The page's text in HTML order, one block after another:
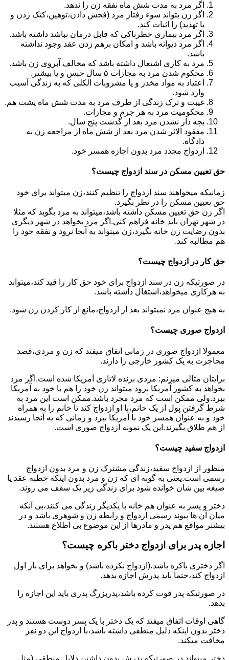
اگر مرد به مدت شش ماه نفقه زن را ندهد.
اگر زن بتواند سوء رفتار مرد (فحش دادن،توهین،کتک زدن و
یا تهدید) را اثبات کند.
اگر مرد بیماری خطرناکی که قابل درمان نباشد داشته باشد.
اگر مرد دیوانه باشد و امکان برهم زدن عقد وجود نداشته
باشد.
مرد به کاری اشتغال داشته باشد که مخالف آبروی زن باشد.
محکوم شدن مرد به مجازات ۵ سال حبس و یا بیشتر.
اعتیاد به مواد مخدر و یا مشروبات الکلی که به زندگی آسیب
وارد شود.
غیبت و ترک زندگی از طرف مرد به مدت شش ماه پشت هم.
محکومیت مرد به هر جرم و مجازات.
بچه دار نشدن مرد بعد از گذشت پنج سال.
مفقود الاثر شدن مرد بعد از شش ماه از مراجعه زن به
دادگاه.
ازدواج مجدد مرد بدون اجازه همسر خود.
حق تعیین مسکن در سند ازدواج چیست؟
زمانیکه میخواهند سند ازدواج را تنظیم کنند،زن میتواند برای خود
حق تعیین مسکن را در نظر بگیرد.
اگر زن حق تعیین مسکن داشته باشد،میتواند به مرد بگوید که مثلا
در شهر تهران باید خانه فراهم کنی.اگر مرد بخواهد در شهر دیگری
بدون رضایت زن خانه بگیرد،زن میتواند به آنجا نرود و نفقه خود را
هم مطالبه کند.
حق کار در ازدواج چیست؟
در صورتیکه زن در سند ازدواج برای خود حق کار را قید کند،میتواند
به هرکاری میخواهد،اشتغال داشته باشد.
به هیچ عنوان مرد نمیتواند بعد از ازدواج،مانع از کار کردن زن شود.
ازدواج صوری چیست؟
معمولا ازدواج صوری در زمانی اتفاق میفتد که زن و مردی،قصد
محاجرت به یک کشور خارجی را دارند.
برایتان مثالی میزنم: مردی برنده لاتاری آمریکا شده است.اگر مرد
بخواهد به کشور آمریکا برود میتواند زن خود را هم با خود به آمریکا
ببرد.ولی ممکن است که مرد مجرد باشد.ممکن است این مرد به
شرط گرفتن پول از یک خانم،با او ازدواج کند تا خانم را به همراه
خود و به عنوان همسر خود با آمریکا ببرد و زمانی که به آنجا رسیدند
از هم طلاق بگیرند.این یک نمونه ازدواج صوری است.
ازدواج سفید چیست؟
منظور از ازدواج سفید،زندگی مشترک زن و مرد بدون ازدواج
رسمی است.یعنی به گونه ای که زن و مرد بدون اینکه خطبه عقد یا
صیغه بین شان خوانده شود برای زندگی زیر یک سقف می روند.
دختر و پسر به عنوان هم خانه با یکدیگر زندگی می کنند،بی آنکه
میان آن ها پیوند رسمی ازدواج و رابطه زن و شوهری باشد و در
بیشتر مواقع هم پدر و مادرها از این موضوع بی اطلاع هستند.
اجازه پدر برای ازدواج دختر باکره چیست؟
اگر دختری باکره باشد،(ازدواج نکرده باشد) و بخواهد برای بار اول
ازدواج کند،حتما باید پدرش اجازه بدهد.
در صورتیکه پدر فوت کرده باشد،پدربزرگ پدری باید این اجازه را
بدهد.
گاهی اوقات اتفاق میفتد که یک دختر با یک پسر دوست هستند و پدر
دختر بدون اینکه دلیل منطقی داشته باشد،با ازدواج این دو نفر
مخافت میکند.
دختر میتواند در صورتیکه پدرش بدون داشتن دلایل منطقی (مثل